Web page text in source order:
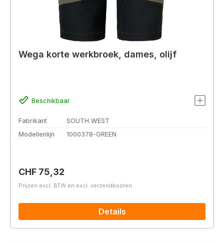
Wega korte werkbroek, dames, olijf
Beschikbaar
Fabrikant
SOUTH WEST
Modellenlijn
1000378-GREEN
Normale prijs:
CHF 75,32
Prijzen excl. BTW en excl. verzendkosten
Details